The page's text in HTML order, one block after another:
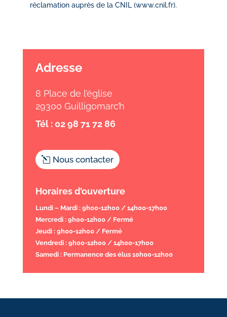
réclamation auprès de la CNIL (www.cnil.fr).
Adresse
8 Place de l’église
29300 Guilligomarc’h
Tél : 02 98 71 72 86
Nous contacter
Horaires d’ouverture
Lundi – Mardi : 9h00-12h00 / 14h00-17h00
Mercredi : 9h00-12h00 / Fermé
Jeudi : 9h00-12h00 / Fermé
Vendredi : 9h00-12h00 / 14h00-17h00
Samedi : Permanence des élus 10h00-12h00